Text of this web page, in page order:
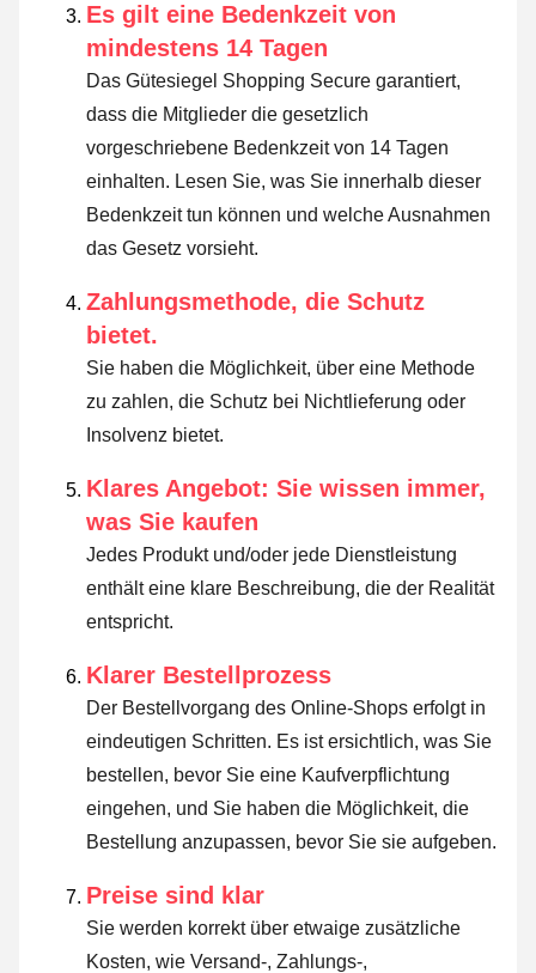
Es gilt eine Bedenkzeit von
mindestens 14 Tagen
Das Gütesiegel Shopping Secure garantiert,
dass die Mitglieder die gesetzlich
vorgeschriebene Bedenkzeit von 14 Tagen
einhalten. Lesen Sie, was Sie innerhalb dieser
Bedenkzeit tun können und welche Ausnahmen
das Gesetz vorsieht.
Zahlungsmethode, die Schutz
bietet.
Sie haben die Möglichkeit, über eine Methode
zu zahlen, die Schutz bei Nichtlieferung oder
Insolvenz bietet.
Klares Angebot: Sie wissen immer,
was Sie kaufen
Jedes Produkt und/oder jede Dienstleistung
enthält eine klare Beschreibung, die der Realität
entspricht.
Klarer Bestellprozess
Der Bestellvorgang des Online-Shops erfolgt in
eindeutigen Schritten. Es ist ersichtlich, was Sie
bestellen, bevor Sie eine Kaufverpflichtung
eingehen, und Sie haben die Möglichkeit, die
Bestellung anzupassen, bevor Sie sie aufgeben.
Preise sind klar
Sie werden korrekt über etwaige zusätzliche
Kosten, wie Versand-, Zahlungs-,